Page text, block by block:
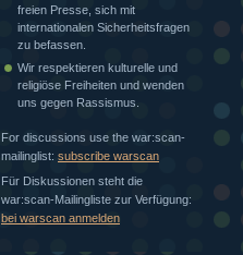
freien Presse, sich mit
internationalen Sicherheitsfragen
zu befassen.
Wir respektieren kulturelle und
religiöse Freiheiten und wenden
uns gegen Rassismus.
For discussions use the war:scan-
mailinglist: subscribe warscan
Für Diskussionen steht die
war:scan-Mailingliste zur Verfügung:
bei warscan anmelden